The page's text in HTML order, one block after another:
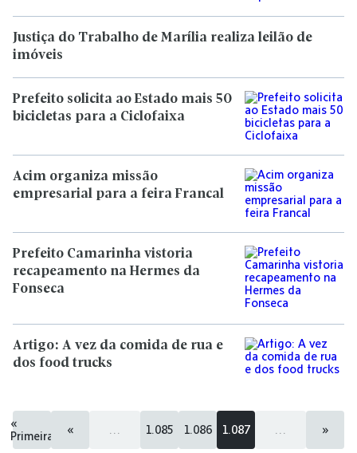
Justiça do Trabalho de Marília realiza leilão de
imóveis
Prefeito solicita ao Estado mais 50
bicicletas para a Ciclofaixa
Acim organiza missão
empresarial para a feira Francal
Prefeito Camarinha vistoria
recapeamento na Hermes da
Fonseca
Artigo: A vez da comida de rua e
dos food trucks
«
Primeira
« 1.085 1.086 1.087 »